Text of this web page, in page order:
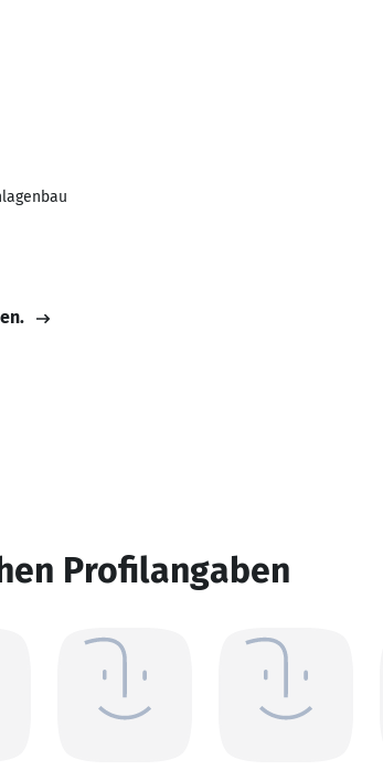
Profilangaben